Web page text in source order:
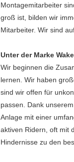
Montagemitarbeiter
groß ist, bilden wir
Mitarbeiter. Wir sind
Unter der Marke
Wir beginnen die
lernen. Wir haben
sind wir offen für
passen. Dank
Anlage mit einer
aktiven Ridern, oft mit
Hindernisse zu den